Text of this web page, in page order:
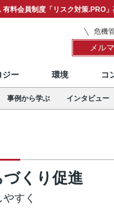
料会員制度「リスク対策.PRO」
危機
メル
ジー 環境 コ
事例から学ぶ インタビュー
くり促進
すく